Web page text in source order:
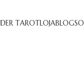
TAROTLOJABLOG